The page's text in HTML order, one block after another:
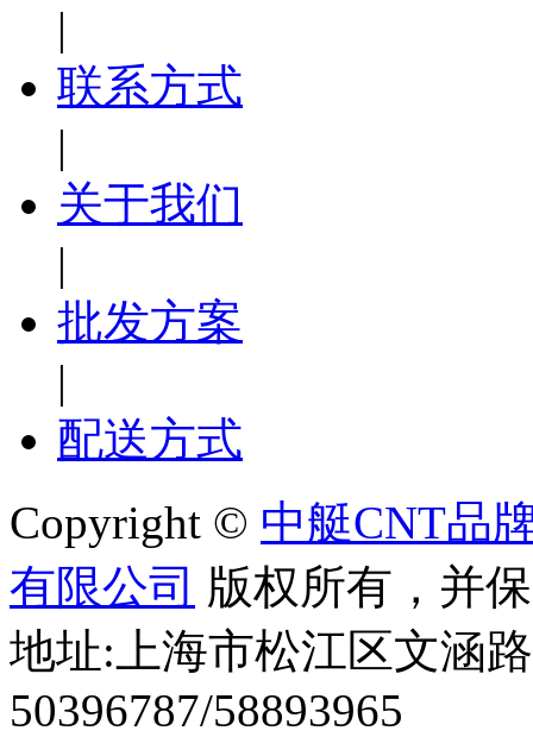
|
联系方式
|
关于我们
|
批发方案
|
配送方式
Copyright © 中艇CNT品
有限公司 版权所有，并
地址:上海市松江区文涵
50396787/58893965